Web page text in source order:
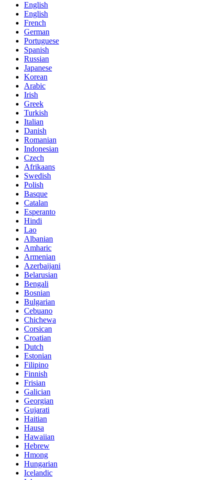
English
English
French
German
Portuguese
Spanish
Russian
Japanese
Korean
Arabic
Irish
Greek
Turkish
Italian
Danish
Romanian
Indonesian
Czech
Afrikaans
Swedish
Polish
Basque
Catalan
Esperanto
Hindi
Lao
Albanian
Amharic
Armenian
Azerbaijani
Belarusian
Bengali
Bosnian
Bulgarian
Cebuano
Chichewa
Corsican
Croatian
Dutch
Estonian
Filipino
Finnish
Frisian
Galician
Georgian
Gujarati
Haitian
Hausa
Hawaiian
Hebrew
Hmong
Hungarian
Icelandic